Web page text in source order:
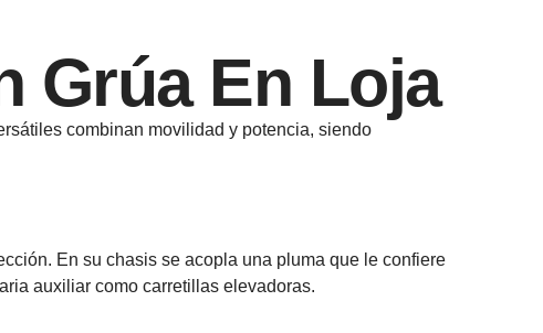
Grúa En Loja
combinan movilidad y potencia, siendo
En su chasis se acopla una pluma que le confiere
auxiliar como carretillas elevadoras.